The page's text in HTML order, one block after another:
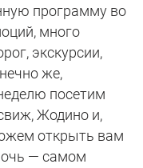
программу во
много
экскурсии,
же,
посетим
Жодино и,
открыть вам
— самом